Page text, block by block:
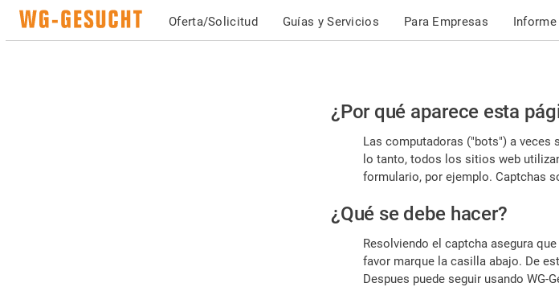
Oferta/Solicitud Guías y Servicios Para Empresas
Por
favor,
confirme
es
humano
¿Por qué aparece esta
Las computadoras ("bots") a veces
lo tanto, todos los sitios web
formulario, por ejemplo. Captchas
¿Qué se debe hacer?
Resolviendo el captcha asegura
favor marque la casilla abajo. De
Despues puede seguir usando WG-